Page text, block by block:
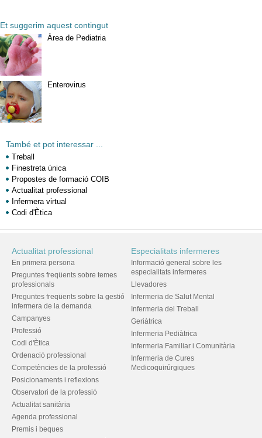
Et suggerim aquest contingut
Àrea de Pediatria
Enterovirus
També et pot interessar ...
Treball
Finestreta única
Propostes de formació COIB
Actualitat professional
Infermera virtual
Codi d'Ètica
Actualitat professional
En primera persona
Preguntes freqüents sobre temes
professionals
Preguntes freqüents sobre la gestió
infermera de la demanda
Campanyes
Professió
Codi d'Ètica
Ordenació professional
Competències de la professió
Posicionaments i reflexions
Observatori de la professió
Actualitat sanitària
Agenda professional
Premis i beques
Especialitats infermeres
Informació general sobre les
especialitats infermeres
Llevadores
Infermeria de Salut Mental
Infermeria del Treball
Geriàtrica
Infermeria Pediàtrica
Infermeria Familiar i Comunitària
Infermeria de Cures
Medicoquirúrgiques